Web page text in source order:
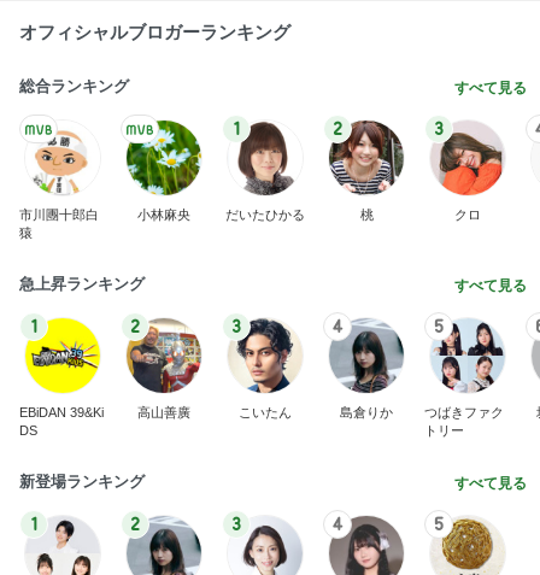
オフィシャルブロガーランキング
総合ランキング すべて見る
市川團十郎白
猿
小林麻央
1
だいたひかる
2
桃
3
クロ
急上昇ランキング すべて見る
1
EBiDAN 39&Ki
DS
2
高山善廣
3
こいたん
4
島倉りか
5
つばきファク
トリー
新登場ランキング すべて見る
1 2 3 4 5